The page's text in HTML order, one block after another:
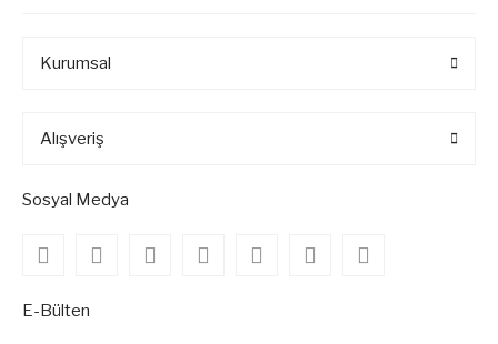
Kurumsal
Alışveriş
Sosyal Medya
E-Bülten